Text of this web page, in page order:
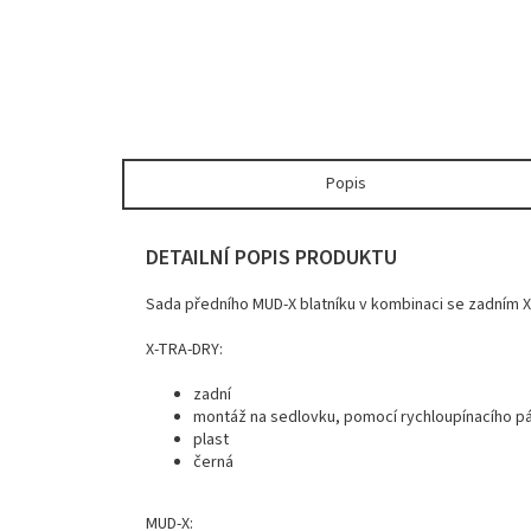
Popis
DETAILNÍ POPIS PRODUKTU
Sada předního MUD-X blatníku v kombinaci se zadním
X-TRA-DRY:
zadní
montáž na sedlovku, pomocí rychloupínacího
plast
černá
MUD-X: